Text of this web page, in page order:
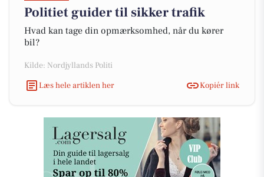
Politiet guider til sikker trafik
Hvad kan tage din opmærksomhed, når du kører
bil?
Kilde: Nordjyllands Politi
Læs hele artiklen her
Kopiér link